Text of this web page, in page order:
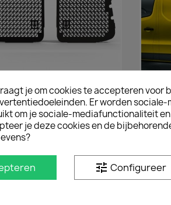
Snel bekijken
Opel Vivaro Deuren
2014 T/m 2018 Zwart
€ 145,20incl. btw
€ 120,00
je om cookies te accepteren voor
Er worden
om je sociale-mediafunctionaliteit
je deze cookies en de
tune Configureer